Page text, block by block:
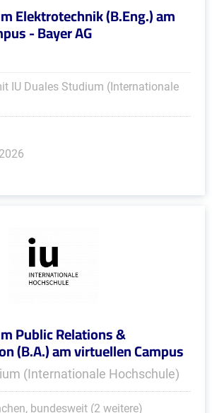
Elektrotechnik (B.Eng.) am
- Bayer AG
IU Duales Studium (Internationale
Public Relations &
(B.A.) am virtuellen Campus
(Internationale Hochschule)
bundesweit (2 weitere)